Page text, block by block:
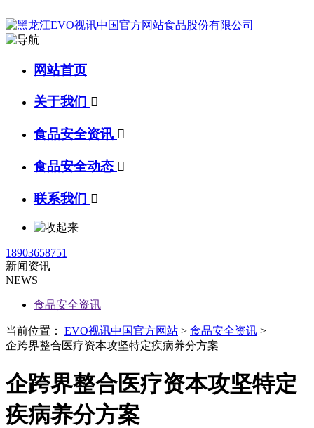
网站首页
关于我们 
食品安全资讯 
食品安全动态 
联系我们 
18903658751
新闻资讯
NEWS
食品安全资讯
当前位置： EVO视讯中国官方网站 > 食品安全资讯 >
企跨界整合医疗资本攻坚特定疾病养分方案
企跨界整合医疗资本攻坚特定
疾病养分方案